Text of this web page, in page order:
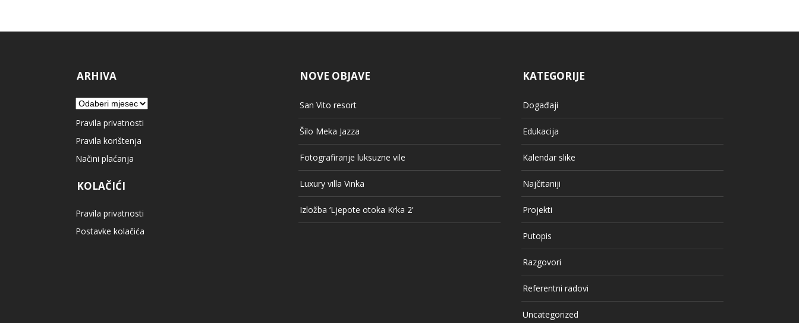
ARHIVA
Arhiva
Pravila privatnosti
Pravila korištenja
Načini plaćanja
KOLAČIĆI
Pravila privatnosti
Postavke kolačića
NOVE OBJAVE
San Vito resort
Šilo Meka Jazza
Fotografiranje luksuzne vile
Luxury villa Vinka
Izložba ‘Ljepote otoka Krka 2’
KATEGORIJE
Događaji
Edukacija
Kalendar slike
Najčitaniji
Projekti
Putopis
Razgovori
Referentni radovi
Uncategorized